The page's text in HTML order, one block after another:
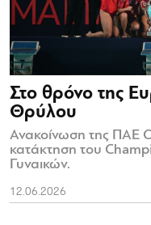
Στο θρόνο της
Θρύλου
Ανακοίνωση της ΠΑΕ
κατάκτηση του
Γυναικών.
12.06.2026